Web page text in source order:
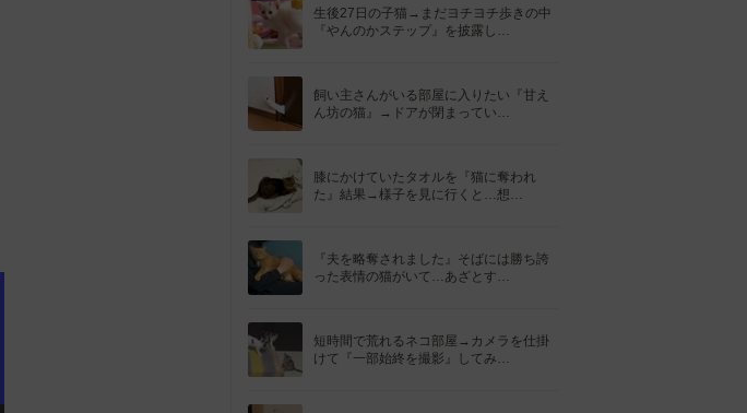
生後27日の子猫→まだヨチヨチ歩きの中
『やんのかステップ』を披露し…
飼い主さんがいる部屋に入りたい『甘え
ん坊の猫』→ドアが閉まってい…
膝にかけていたタオルを『猫に奪われ
た』結果→様子を見に行くと…想…
『夫を略奪されました』そばには勝ち誇
った表情の猫がいて…あざとす…
短時間で荒れるネコ部屋→カメラを仕掛
けて『一部始終を撮影』してみ…